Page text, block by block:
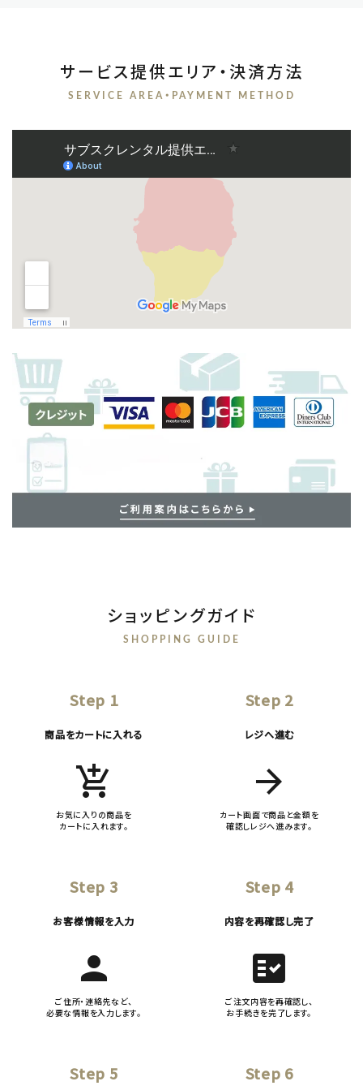
サービス提供エリア・決済方法
SERVICE AREA・PAYMENT METHOD
ショッピングガイド
SHOPPING GUIDE
Step 1
商品をカートに入れる
add_shopping_cart
お気に入りの商品を
カートに入れます。
Step 2
レジへ進む
arrow_forward
カート画面で商品と金額を
確認しレジへ進みます。
Step 3
お客様情報を入力
person
ご住所・連絡先など、
必要な情報を入力します。
Step 4
内容を再確認し完了
fact_check
ご注文内容を再確認し、
お手続きを完了します。
Step 5 Step 6